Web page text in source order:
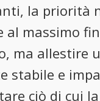
la priorità
al massimo
ma allestire
stabile e
ciò di cui